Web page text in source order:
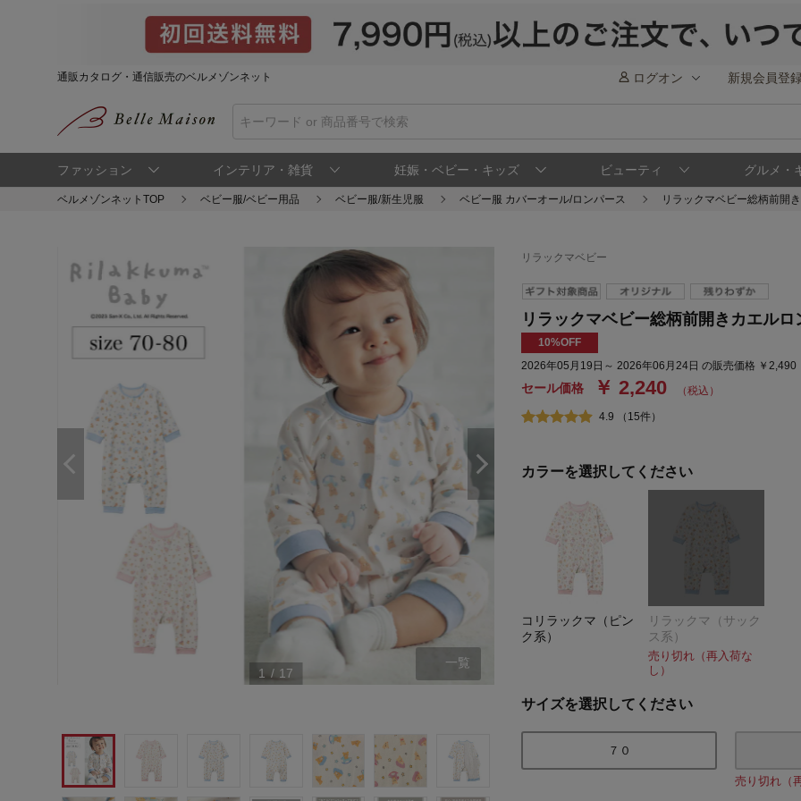
通販カタログ・通信販売のベルメゾンネット ログオン 新規会員登録
ファッション インテリア・雑貨 妊娠・ベビー・キッズ ビューティ グルメ・
ベルメゾンネットTOP ベビー服/ベビー用品 ベビー服/新生児服 ベビー服 カバーオール/ロンパース リラックマベビー総柄前開
コリラックマ（ピンク系）
1 / 17
一覧
リラックマベビー
リラックマベビー総柄前開きカエルロ
10%OFF
2026年05月19日～ 2026年06月24日 の販売価格 ￥2,490
セール価格 ￥ 2,240 （税込）
4.9 （15件）
カラーを選択してください
コリラックマ（ピン
ク系）
リラックマ（サック
ス系）
売り切れ（再入荷な
し）
サイズを選択してください
７０
売り切れ（